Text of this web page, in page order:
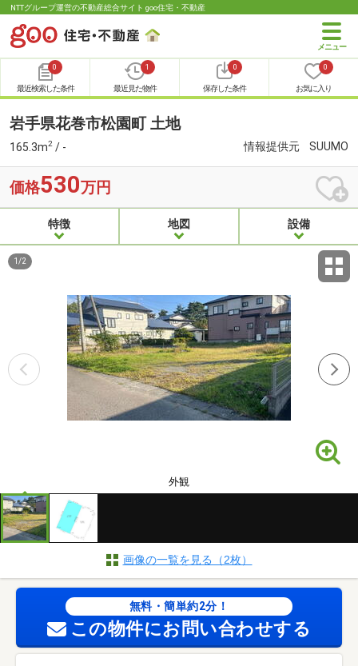
NTTグループ運営の不動産総合サイト goo住宅・不動産
0
最近検索した条件
1
最近見た物件
0
保存した条件
0
お気に入り
岩手県花巻市松園町 土地
165.3m2 / - 情報提供元 SUUMO
価格530万円
特徴 地図 設備
外観
1 /2
画像の一覧を見る（2枚）
無料・簡単約2分！
この物件にお問い合わせする